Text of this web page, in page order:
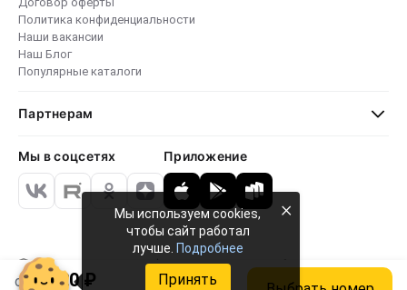
от2 920 ₽
Политика конфиденциальности
Наши вакансии
Наш Блог
Популярные каталоги
Партнерам
Мы в соцсетях Приложение
Безопасные платежи 4.8 · 24 000 отзывов 79 771+ объектов
Мы используем cookies,
чтобы сайт работал
лучше. Подробнее
×
Принять